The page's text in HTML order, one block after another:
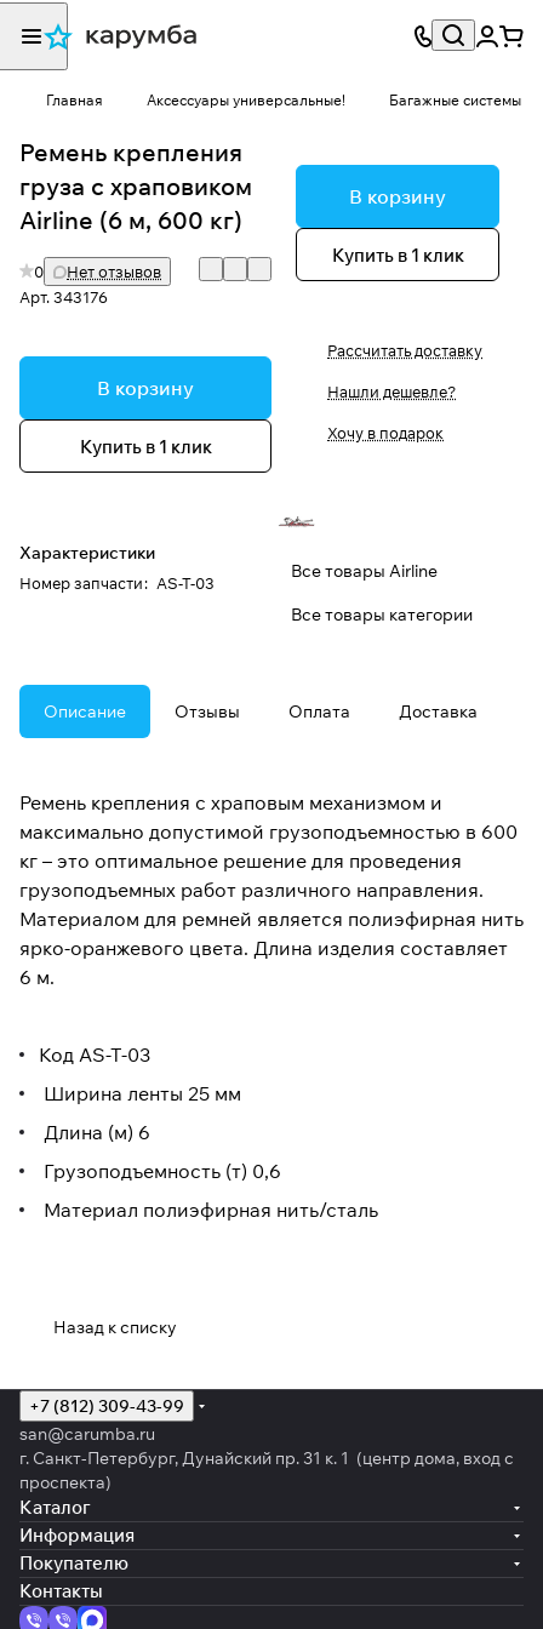
Главная Аксессуары универсальные! Багажные системы
Ремень крепления
груза с храповиком
Airline (6 м, 600 кг)
0
Нет отзывов
Арт.343176
В корзину
Купить в 1 клик
Характеристики
Номер запчасти: AS-T-03
В корзину
Купить в 1 клик
Рассчитать доставку
Нашли дешевле?
Хочу в подарок
Все товары Airline
Все товары категории
Описание Отзывы Оплата Доставка
Ремень крепления с храповым механизмом и
максимально допустимой грузоподъемностью в 600
кг – это оптимальное решение для проведения
грузоподъемных работ различного направления.
Материалом для ремней является полиэфирная нить
ярко-оранжевого цвета. Длина изделия составляет
6 м.
Код AS-T-03
Ширина ленты 25 мм
Длина (м) 6
Грузоподъемность (т) 0,6
Материал полиэфирная нить/сталь
Назад к списку
+7 (812) 309-43-99
san@carumba.ru
г. Санкт-Петербург, Дунайский пр. 31 к. 1 (центр дома, вход с
проспекта)
Каталог
Информация
Покупателю
Контакты